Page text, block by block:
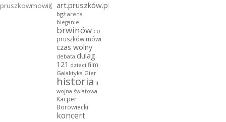
pruszkowmowi@gmail.com
art.pruszków.pl
bgż arena
bieganie
brwinów co
pruszków mówi
czas wolny
debata dulag
121 dzieci film
Galaktyka Gier
historia ii
wojna światowa
Kacper
Borowiecki
koncert